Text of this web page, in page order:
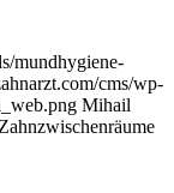
mundhygiene-
cms/wp-
Mihail